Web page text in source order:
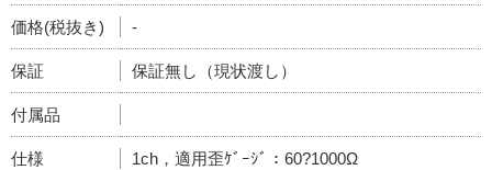
価格(税抜き) -
保証 保証無し（現状渡し）
付属品
仕様 1ch，適用歪ｹﾞｰｼﾞ：60?1000Ω